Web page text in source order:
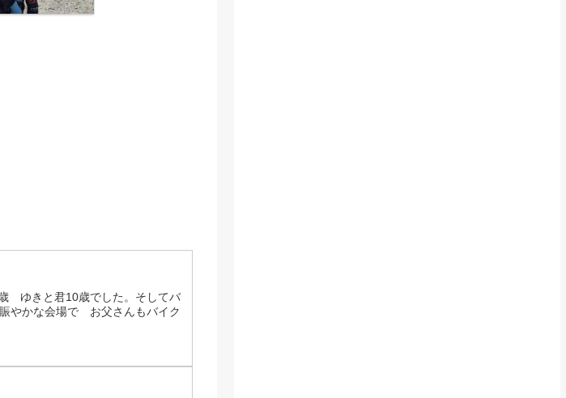
ゆきと君10歳でした。そしてバ
やかな会場で お父さんもバイク